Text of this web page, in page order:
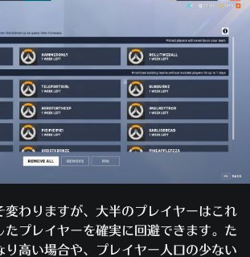
変わりますが、大半のプレイヤーはこれ
たプレイヤーを確実に回避できます。た
り高い場合や、プレイヤー人口の少ない